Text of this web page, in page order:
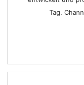
Tag.